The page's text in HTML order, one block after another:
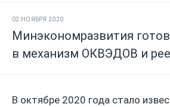
02 НОЯБРЯ 2020
Минэкономразвития
в механизм ОКВЭДОВ и
В октябре 2020 года стало